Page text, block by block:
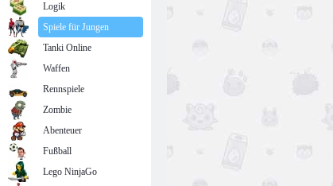
Logik
Spiele für Jungen
Tanki Online
Waffen
Rennspiele
Zombie
Abenteuer
Fußball
Lego NinjaGo